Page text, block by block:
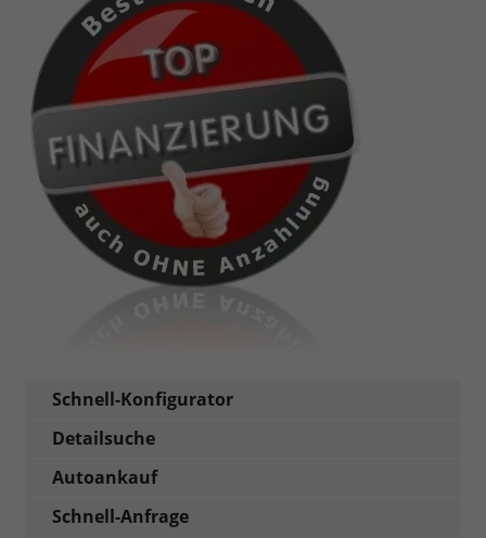
Schnell-Konfigurator
Detailsuche
Autoankauf
Schnell-Anfrage